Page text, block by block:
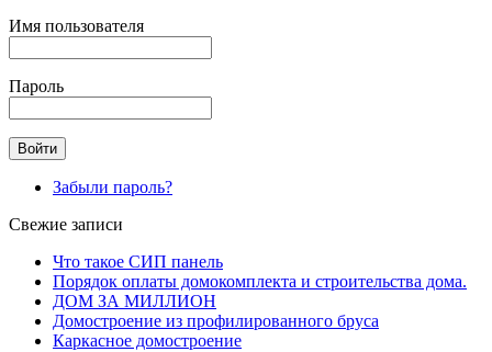
Имя пользователя
Пароль
Забыли пароль?
Свежие записи
Что такое СИП панель
Порядок оплаты домокомплекта и строительства дома.
ДОМ ЗА МИЛЛИОН
Домостроение из профилированного бруса
Каркасное домостроение